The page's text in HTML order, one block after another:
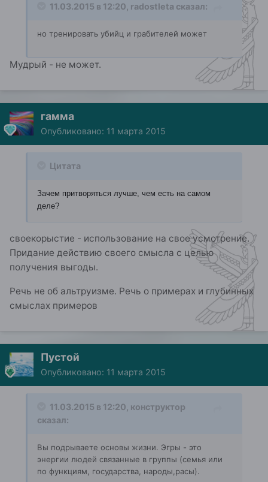
11.03.2015 в 12:20, radostleta сказал:
но тренировать убийц и грабителей может
Мудрый - не может.
гамма
Опубликовано: 11 марта 2015
Цитата
Зачем притворяться лучше, чем есть на самом
деле?
своекорыстие - использование на свое усмотрение.
Придание действию своего смысла с целью
получения выгоды.
Речь не об альтруизме. Речь о примерах и глубинных
смыслах примеров
Пустой
Опубликовано: 11 марта 2015
11.03.2015 в 12:20, конструктор
сказал:
Вы подрываете основы жизни. Эгры - это
энергии людей связанные в группы (семья или
по функциям, государства, народы,расы).